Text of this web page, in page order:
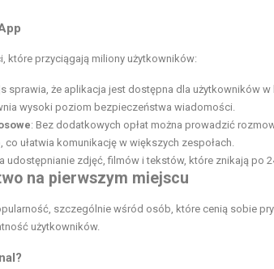
które przyciągają miliony użytkowników:
sprawia, że aplikacja jest dostępna dla użytkowników w
wysoki poziom bezpieczeństwa wiadomości.
: Bez dodatkowych opłat można prowadzić
ułatwia komunikację w większych zespołach.
udostępnianie zdjęć, filmów i tekstów, które znikają po
na pierwszym miejscu
szczególnie wśród osób, które cenią sobie
użytkowników.